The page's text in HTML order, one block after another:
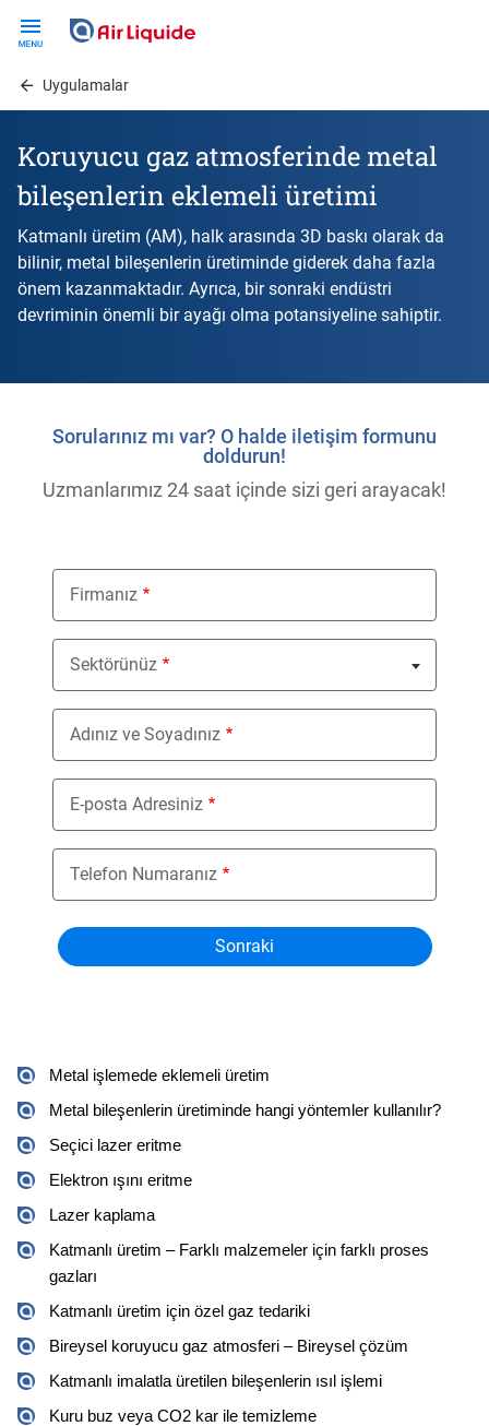
contentUygulamalar
Koruyucu gaz atmosferinde metal
bileşenlerin eklemeli üretimi
Katmanlı üretim (AM), halk arasında 3D baskı olarak da
bilinir, metal bileşenlerin üretiminde giderek daha fazla
önem kazanmaktadır. Ayrıca, bir sonraki endüstri
devriminin önemli bir ayağı olma potansiyeline sahiptir.
Metal işlemede eklemeli üretim
Metal bileşenlerin üretiminde hangi yöntemler kullanılır?
Seçici lazer eritme
Elektron ışını eritme
Lazer kaplama
Katmanlı üretim – Farklı malzemeler için farklı proses
gazları
Katmanlı üretim için özel gaz tedariki
Bireysel koruyucu gaz atmosferi – Bireysel çözüm
Katmanlı imalatla üretilen bileşenlerin ısıl işlemi
Kuru buz veya CO2 kar ile temizleme
Sorularınız mı var? O halde iletişim formunu
doldurun!
Uzmanlarımız 24 saat içinde sizi geri arayacak!
Firmanız
Sektörünüz
Nothing selected
Adınız ve Soyadınız
E-posta Adresiniz
Telefon Numaranız